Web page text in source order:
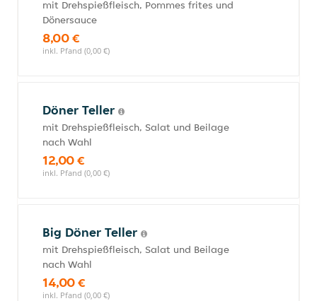
mit Drehspießfleisch, Pommes frites und
Dönersauce
8,00 €
inkl. Pfand (0,00 €)
Döner Teller
mit Drehspießfleisch, Salat und Beilage
nach Wahl
12,00 €
inkl. Pfand (0,00 €)
Big Döner Teller
mit Drehspießfleisch, Salat und Beilage
nach Wahl
14,00 €
inkl. Pfand (0,00 €)